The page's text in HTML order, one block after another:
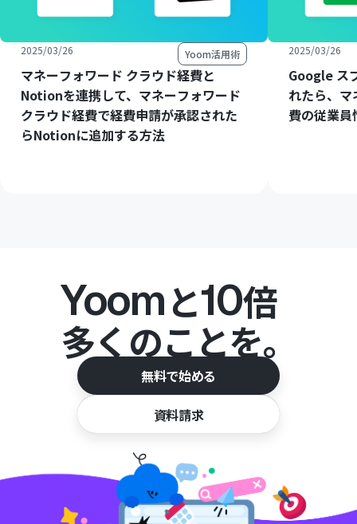
2025/03/26 Yoom活用術
マネーフォワード クラウド経費と
Notionを連携して、マネーフォワード
クラウド経費で経費申請が承認された
らNotionに追加する方法
2025/03/26
Google ス
れたら、
費の従業
Yoomと10倍
多くのことを。
無料で始める
資料請求